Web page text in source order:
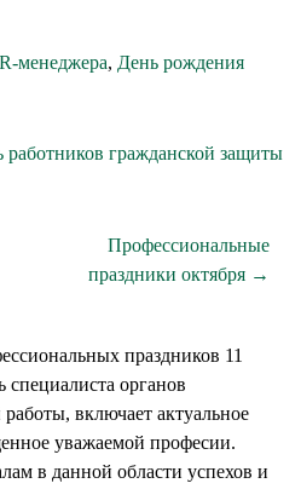
менеджера, День рождения
работников гражданской защиты
Профессиональные
праздники октября →
праздников 11
специалиста органов
включает актуальное
уважаемой професии.
в данной области успехов и